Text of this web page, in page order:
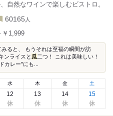
自然なワインで楽しむビストロ。
60165 人
￥1,999
みると、 もうそれは至福の瞬間が訪
ンライスと 瓜二つ！ これは美味しい！
カレー"にも...
水
12
木
13
金
14
土
15